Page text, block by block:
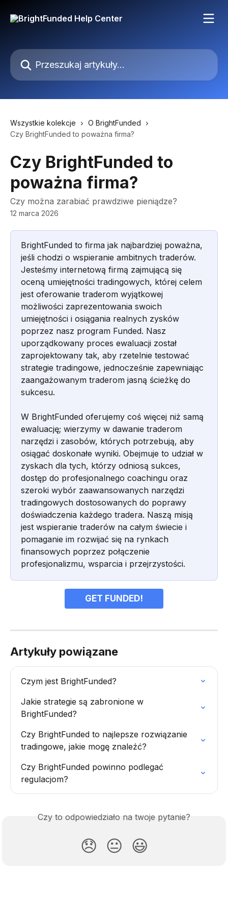
Przeszukaj artykuły...
Wszystkie kolekcje
O BrightFunded
Czy BrightFunded to poważna firma?
Czy BrightFunded to
poważna firma?
Czy można zarabiać prawdziwe pieniądze?
12 marca 2026
BrightFunded to firma jak najbardziej poważna,
jeśli chodzi o wspieranie ambitnych traderów.
Jesteśmy internetową firmą zajmującą się
oceną umiejętności tradingowych, której celem
jest oferowanie traderom wyjątkowej
możliwości zaprezentowania swoich
umiejętności i osiągania realnych zysków
poprzez nasz program Funded. Nasz
uporządkowany proces ewaluacji został
zaprojektowany tak, aby rzetelnie testować
strategie tradingowe, jednocześnie zapewniając
zaangażowanym traderom jasną ścieżkę do
sukcesu.
W BrightFunded oferujemy coś więcej niż samą
ewaluację; wierzymy w dawanie traderom
narzędzi i zasobów, których potrzebują, aby
osiągać doskonałe wyniki. Obejmuje to udział w
zyskach dla tych, którzy odniosą sukces,
dostęp do profesjonalnego coachingu oraz
szeroki wybór zaawansowanych narzędzi
tradingowych dostosowanych do poprawy
doświadczenia każdego tradera. Naszą misją
jest wspieranie traderów na całym świecie i
pomaganie im rozwijać się na rynkach
finansowych poprzez połączenie
profesjonalizmu, wsparcia i przejrzystości.
GET FUNDED!
Artykuły powiązane
Czym jest BrightFunded?
Jakie strategie są zabronione w
BrightFunded?
Czy BrightFunded to najlepsze rozwiązanie
tradingowe, jakie mogę znaleźć?
Czy BrightFunded powinno podlegać
regulacjom?
Czy to odpowiedziało na twoje pytanie?
😞 😐 😃